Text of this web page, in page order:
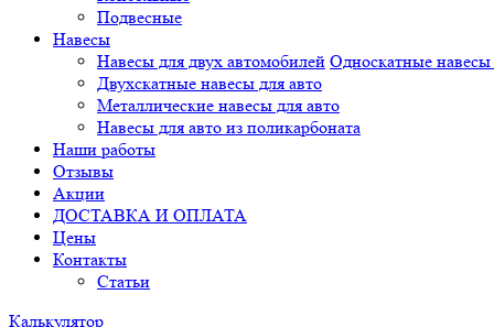
Подвесные
Навесы
Навесы для двух автомобилей Односкатные навесы
Двухскатные навесы для авто
Металлические навесы для авто
Навесы для авто из поликарбоната
Наши работы
Отзывы
Акции
ДОСТАВКА И ОПЛАТА
Цены
Контакты
Статьи
Калькулятор